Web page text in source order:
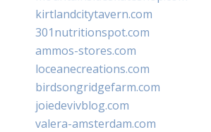
kirtlandcitytavern.com
301nutritionspot.com
ammos-stores.com
loceanecreations.com
birdsongridgefarm.com
joiedevivblog.com
valera-amsterdam.com